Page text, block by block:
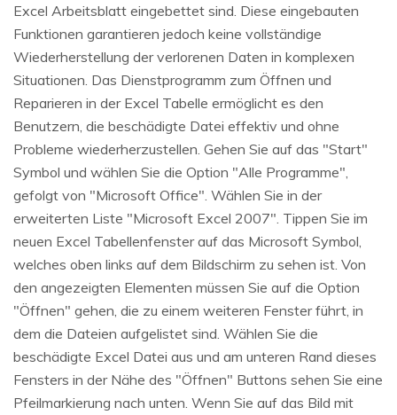
Excel Arbeitsblatt eingebettet sind. Diese eingebauten
Funktionen garantieren jedoch keine vollständige
Wiederherstellung der verlorenen Daten in komplexen
Situationen. Das Dienstprogramm zum Öffnen und
Reparieren in der Excel Tabelle ermöglicht es den
Benutzern, die beschädigte Datei effektiv und ohne
Probleme wiederherzustellen. Gehen Sie auf das "Start"
Symbol und wählen Sie die Option "Alle Programme",
gefolgt von "Microsoft Office". Wählen Sie in der
erweiterten Liste "Microsoft Excel 2007". Tippen Sie im
neuen Excel Tabellenfenster auf das Microsoft Symbol,
welches oben links auf dem Bildschirm zu sehen ist. Von
den angezeigten Elementen müssen Sie auf die Option
"Öffnen" gehen, die zu einem weiteren Fenster führt, in
dem die Dateien aufgelistet sind. Wählen Sie die
beschädigte Excel Datei aus und am unteren Rand dieses
Fensters in der Nähe des "Öffnen" Buttons sehen Sie eine
Pfeilmarkierung nach unten. Wenn Sie auf das Bild mit